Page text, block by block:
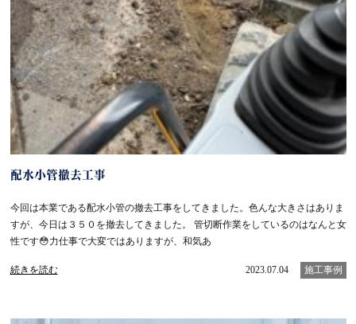
配水小管撤去工事
今回は本業である配水小管の撤去工事をしてきました。色んな大きさはありま
すが、今日は３５０を撤去してきました。 管切断作業をしているのはなんと女
性です😳力仕事で大変ではありますが、和気あ
続きを読む 2023.07.04 施工事例